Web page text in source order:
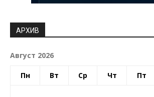
АРХИВ
Август 2026
Пн Вт Ср Чт Пт